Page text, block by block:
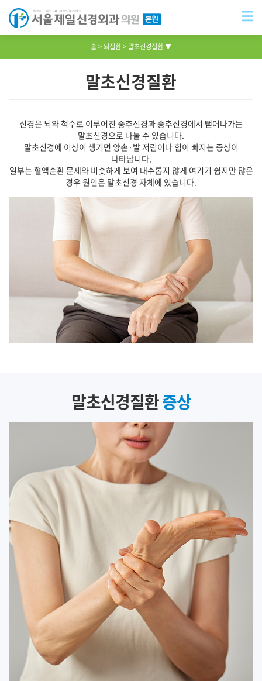
홈 뇌질환 말초신경질환 ▼
말초신경질환
신경은 뇌와 척수로 이루어진 중추신경과 중추신경에서 뻗어나가는
말초신경으로 나눌 수 있습니다.
말초신경에 이상이 생기면 양손·발 저림이나 힘이 빠지는 증상이
나타납니다.
일부는 혈액순환 문제와 비슷하게 보여 대수롭지 않게 여기기 쉽지만 많은
경우 원인은 말초신경 자체에 있습니다.
말초신경질환증상